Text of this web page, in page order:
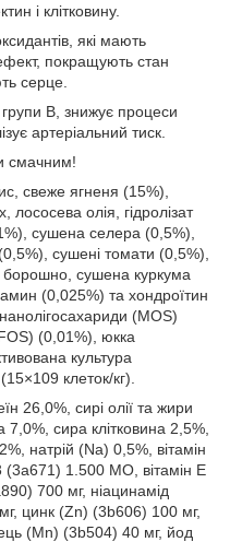
і клітковину.
які мають
покращують стан
серце.
В, знижує процеси
артеріальний тиск.
смачним!
свеже ягненя (15%),
лососева олія, гідролізат
сушена селера (0,5%),
сушені томати (0,5%),
борошно, сушена куркума
(0,025%) та хондроїтин
(MOS)
(0,01%), юкка
культура
клеток/кг).
26,0%, сирі олії та жири
7,0%, сира клітковина 2,5%,
натрій (Na) 0,5%, вітамін
1.500 МО, вітамін Е
700 мг, ніацинамід
цинк (Zn) (3b606) 100 мг,
(Mn) (3b504) 40 мг, йод